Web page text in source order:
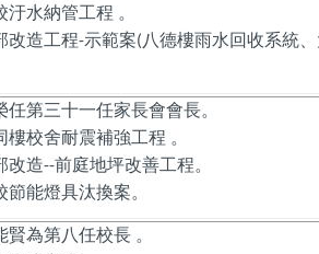
汙水納管工程 。
改造工程-示範案(八德樓雨水回收系統
任第三十一任家長會會長。
樓校舍耐震補強工程 。
改造--前庭地坪改善工程。
能燈具汰換案。
賢為第八任校長 。